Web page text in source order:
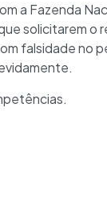
a Fazenda
solicitarem
falsidade no